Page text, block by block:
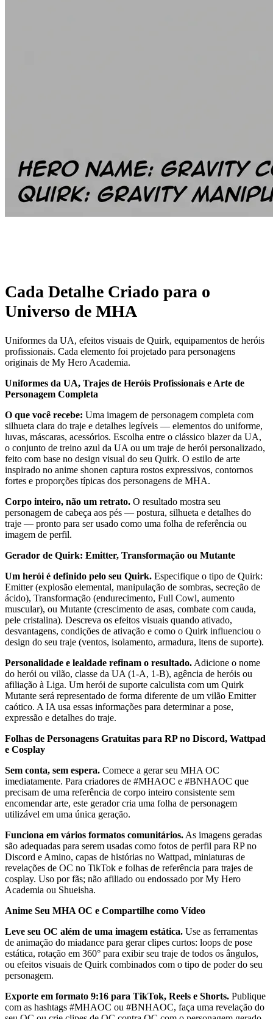
Cada Detalhe Criado para o
Universo de MHA
Uniformes da UA, efeitos visuais de Quirk, equipamentos de heróis
profissionais. Cada elemento foi projetado para personagens
originais de My Hero Academia.
Uniformes da UA, Trajes de Heróis Profissionais e Arte de
Personagem Completa
O que você recebe: Uma imagem de personagem completa com
silhueta clara do traje e detalhes legíveis — elementos do uniforme,
luvas, máscaras, acessórios. Escolha entre o clássico blazer da UA,
o conjunto de treino azul da UA ou um traje de herói personalizado,
feito com base no design visual do seu Quirk. O estilo de arte
inspirado no anime shonen captura rostos expressivos, contornos
fortes e proporções típicas dos personagens de MHA.
Corpo inteiro, não um retrato. O resultado mostra seu
personagem de cabeça aos pés — postura, silhueta e detalhes do
traje — pronto para ser usado como uma folha de referência ou
imagem de perfil.
Gerador de Quirk: Emitter, Transformação ou Mutante
Um herói é definido pelo seu Quirk. Especifique o tipo de Quirk:
Emitter (explosão elemental, manipulação de sombras, secreção de
ácido), Transformação (endurecimento, Full Cowl, aumento
muscular), ou Mutante (crescimento de asas, combate com cauda,
pele cristalina). Descreva os efeitos visuais quando ativado,
desvantagens, condições de ativação e como o Quirk influenciou o
design do seu traje (ventos, isolamento, armadura, itens de suporte).
Personalidade e lealdade refinam o resultado.Adicione o nome
do herói ou vilão, classe da UA (1-A, 1-B), agência de heróis ou
afiliação à Liga. Um herói de suporte calculista com um Quirk
Mutante será representado de forma diferente de um vilão Emitter
caótico. A IA usa essas informações para determinar a pose,
expressão e detalhes do traje.
Folhas de Personagens Gratuitas para RP no Discord, Wattpad
e Cosplay
Sem conta, sem espera. Comece a gerar seu MHA OC
imediatamente. Para criadores de #MHAOC e #BNHAOC que
precisam de uma referência de corpo inteiro consistente sem
encomendar arte, este gerador cria uma folha de personagem
utilizável em uma única geração.
Funciona em vários formatos comunitários.As imagens geradas
são adequadas para serem usadas como fotos de perfil para RP no
Discord e Amino, capas de histórias no Wattpad, miniaturas de
revelações de OC no TikTok e folhas de referência para trajes de
cosplay. Uso por fãs; não afiliado ou endossado por My Hero
Academia ou Shueisha.
Anime Seu MHA OC e Compartilhe como Vídeo
Leve seu OC além de uma imagem estática. Use as ferramentas
de animação do miadance para gerar clipes curtos: loops de pose
estática, rotação em 360° para exibir seu traje de todos os ângulos,
ou efeitos visuais de Quirk combinados com o tipo de poder do seu
personagem.
Exporte em formato 9:16 para TikTok, Reels e Shorts. Publique
com as hashtags #MHAOC ou #BNHAOC, faça uma revelação do